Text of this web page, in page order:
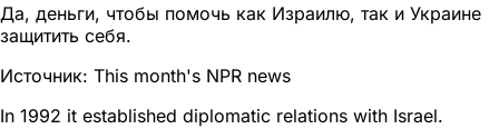
Да, деньги, чтобы помочь как Израилю, так и Украине
защитить себя.
Источник: This month's NPR news
In 1992 it established diplomatic relations with Israel.